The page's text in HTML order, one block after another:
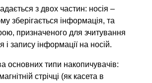
з двох частин: носія –
зберігається інформація, та
призначеного для зчитування
і запису інформації на носій.
основних типи накопичувачів:
стрічці (як касета в